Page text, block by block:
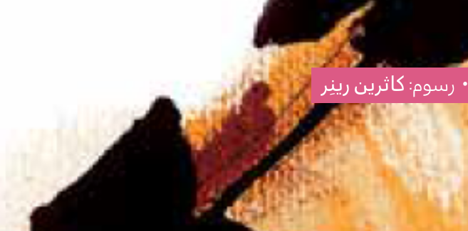
• رسوم: كاثرين رينِر